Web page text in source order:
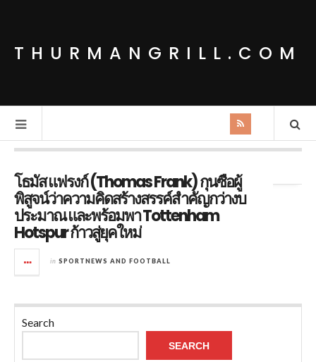
THURMANGRILL.COM
โธมัส แฟรงก์ (Thomas Frank) กุนซือผู้
พิสูจน์ว่าความคิดสร้างสรรค์สำคัญกว่างบ
ประมาณ และพร้อมพา Tottenham
Hotspur ก้าวสู่ยุคใหม่
in SPORTNEWS AND FOOTBALL
Search
SEARCH